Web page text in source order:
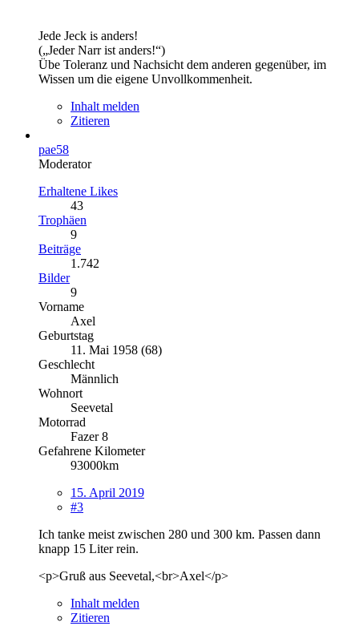
Jede Jeck is anders!
(„Jeder Narr ist anders!“)
Übe Toleranz und Nachsicht dem anderen gegenüber, im
Wissen um die eigene Unvollkommenheit.
Inhalt melden
Zitieren
pae58
Moderator
Erhaltene Likes
43
Trophäen
9
Beiträge
1.742
Bilder
9
Vorname
Axel
Geburtstag
11. Mai 1958 (68)
Geschlecht
Männlich
Wohnort
Seevetal
Motorrad
Fazer 8
Gefahrene Kilometer
93000km
15. April 2019
#3
Ich tanke meist zwischen 280 und 300 km. Passen dann
knapp 15 Liter rein.
<p>Gruß aus Seevetal,<br>Axel</p>
Inhalt melden
Zitieren